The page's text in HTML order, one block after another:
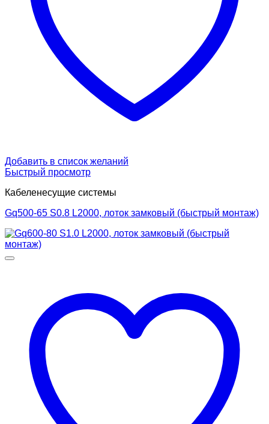
Добавить в список желаний
Быстрый просмотр
Кабеленесущие системы
Gq500-65 S0.8 L2000, лоток замковый (быстрый монтаж)